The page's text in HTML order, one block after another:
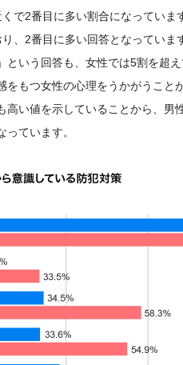
で2番目に多い割合になっていま
、2番目に多い回答となっていま
という回答も、女性では5割を超
をもつ女性の心理をうかがうこと
い値を示していることから、男
ています。